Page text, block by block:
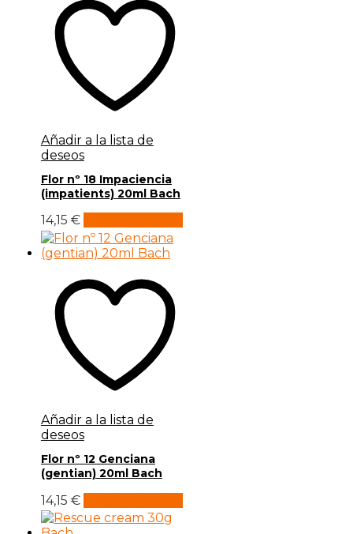
Añadir a la lista de
deseos
Flor nº 18 Impaciencia
(impatients) 20ml Bach
14,15 €
Añadir a la lista de
deseos
Flor nº 12 Genciana
(gentian) 20ml Bach
14,15 €